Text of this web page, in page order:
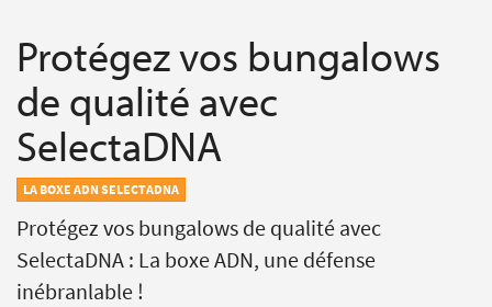
Protégez vos bungalows
de qualité avec
SelectaDNA
LA BOXE ADN SELECTADNA
Protégez vos bungalows de qualité avec
SelectaDNA : La boxe ADN, une défense
inébranlable !